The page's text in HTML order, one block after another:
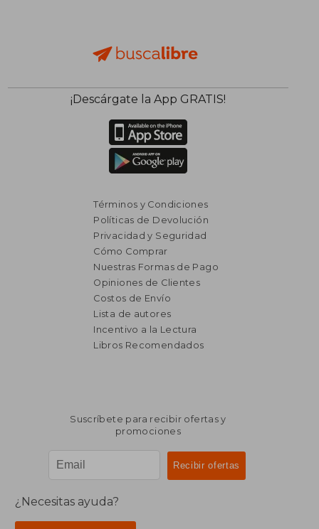
¡Descárgate la App GRATIS!
Términos y Condiciones
Políticas de Devolución
Privacidad y Seguridad
Cómo Comprar
Nuestras Formas de Pago
Opiniones de Clientes
Costos de Envío
Lista de autores
Incentivo a la Lectura
Libros Recomendados
Suscríbete para recibir ofertas y
promociones
¿Necesitas ayuda?